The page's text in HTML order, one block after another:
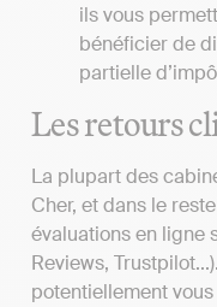
ils vous
bénéficier de
partielle
Les retours
La plupart des
Cher, et dans le
évaluations en ligne
Reviews,
potentiellement